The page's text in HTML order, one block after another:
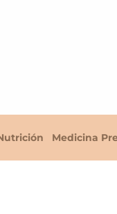
Medicina